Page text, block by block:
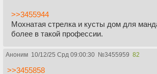
>>3455944
Мохнатая стрелка и кусты дом для
более в такой профессии.
Аноним 10/12/25 Срд 09:00:30 №3455959 82
>>3455858